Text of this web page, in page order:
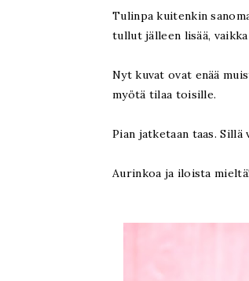
Tulinpa kuitenkin
tullut jälleen lisää,
Nyt kuvat ovat enää
myötä tilaa toisille.
Pian jatketaan taas.
Aurinkoa ja iloista